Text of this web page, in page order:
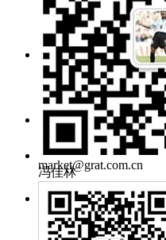
冯佳林
134 0715 3645（范工）
138 0716 7192（吕工）
零件采购：
pur@gratcn.com
询价邮箱：
mj@grat.com.cn
market@grat.com.cn
工作时间：
周一~周五 8:30~17:00